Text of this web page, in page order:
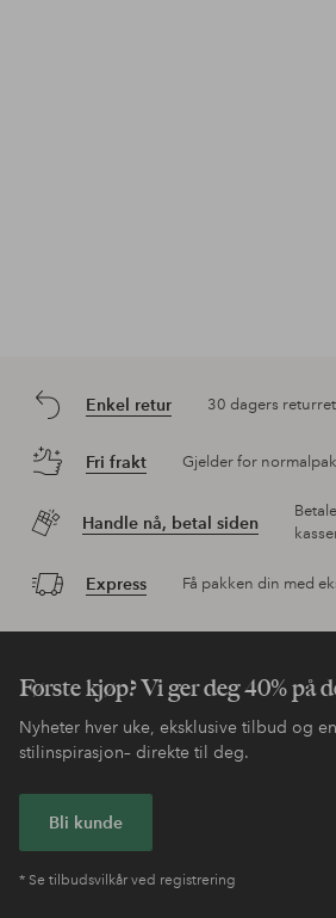
Enkel retur 30 dagers
Fri frakt Gjelder for
Handle nå, betal siden
Express Få pakken din med
Første kjøp? Vi ger deg 40% på
Nyheter hver uke, eksklusive tilbud og
stilinspirasjon– direkte til deg.
Bli kunde
* Se tilbudsvilkår ved registrering